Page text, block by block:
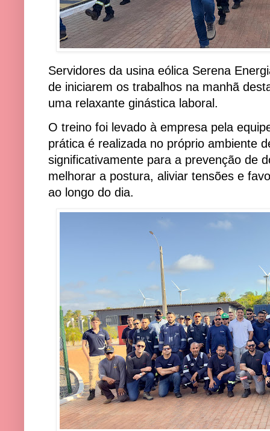
Servidores da usina eólica Serena
de iniciarem os trabalhos na manhã
uma relaxante ginástica laboral.
O treino foi levado à empresa pela
prática é realizada no próprio ambiente
significativamente para a prevenção de
melhorar a postura, aliviar tensões e
ao longo do dia.